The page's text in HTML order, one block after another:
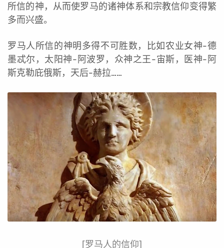
所信的神，从而使罗马的诸神体系和宗教信仰变得繁
多而兴盛。
罗马人所信的神明多得不可胜数，比如农业女神-德
墨忒尔，太阳神-阿波罗，众神之王-宙斯，医神-阿
斯克勒庇俄斯，天后-赫拉……
[罗马人的信仰]